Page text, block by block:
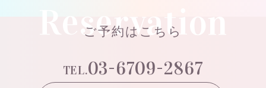
Reservation
ご予約はこちら
TEL.03-6709-2867